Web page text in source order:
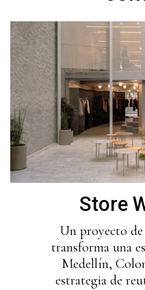
Store
Un proyecto
transforma una
Medellín,
estrategia de